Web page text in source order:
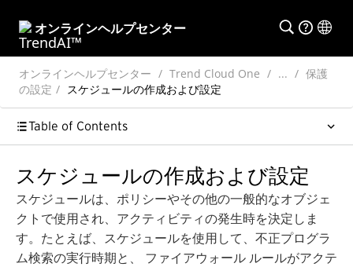
オンラインヘルプセンター
オンラインヘルプセンター Trend Cloud One ...
保護
の設定
スケジュールの作成および設定
Table of Contents
スケジュールの作成および設定
スケジュールは、ポリシーやその他の一般的なオブジェ
クトで使用され、アクティビティの発生時を決定しま
す。たとえば、スケジュールを使用して、不正プログラ
ム検索の実行時期と、 ファイアウォール ルールがアクテ